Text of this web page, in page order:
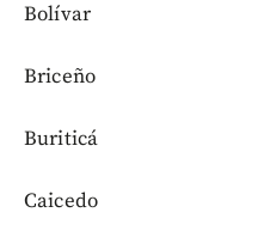
Bolívar
Briceño
Buriticá
Caicedo